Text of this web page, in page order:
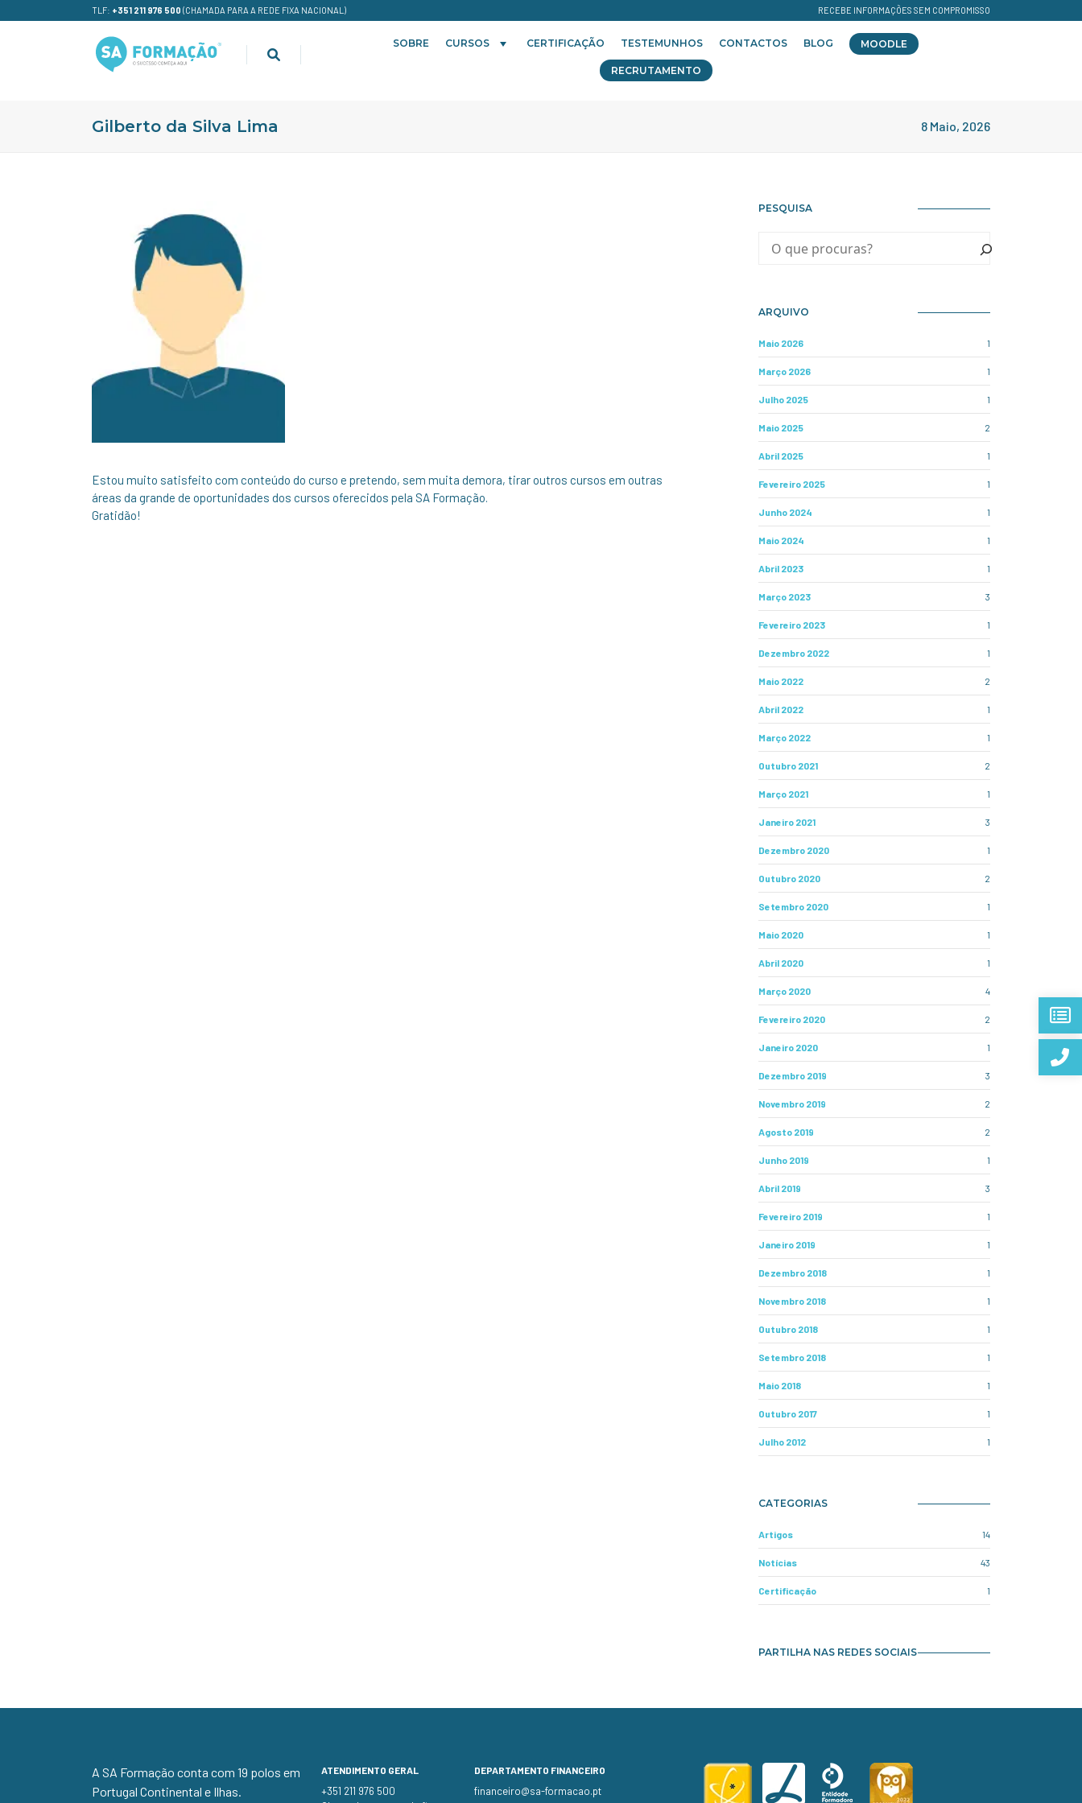
TLF: +351 211 976 500 (CHAMADA PARA A REDE FIXA NACIONAL) RECEBE INFORMAÇÕES SEM COMPROMISSO
SOBRE CURSOS CERTIFICAÇÃO TESTEMUNHOS CONTACTOS BLOG MOODLE
RECRUTAMENTO
Gilberto da Silva Lima 8 Maio, 2026
Estou muito satisfeito com conteúdo do curso e pretendo, sem muita demora, tirar outros cursos em outras
áreas da grande de oportunidades dos cursos oferecidos pela SA Formação.
Gratidão!
PESQUISA
ARQUIVO
Maio 2026 1
Março 2026 1
Julho 2025 1
Maio 2025 2
Abril 2025 1
Fevereiro 2025 1
Junho 2024 1
Maio 2024 1
Abril 2023 1
Março 2023 3
Fevereiro 2023 1
Dezembro 2022 1
Maio 2022 2
Abril 2022 1
Março 2022 1
Outubro 2021 2
Março 2021 1
Janeiro 2021 3
Dezembro 2020 1
Outubro 2020 2
Setembro 2020 1
Maio 2020 1
Abril 2020 1
Março 2020 4
Fevereiro 2020 2
Janeiro 2020 1
Dezembro 2019 3
Novembro 2019 2
Agosto 2019 2
Junho 2019 1
Abril 2019 3
Fevereiro 2019 1
Janeiro 2019 1
Dezembro 2018 1
Novembro 2018 1
Outubro 2018 1
Setembro 2018 1
Maio 2018 1
Outubro 2017 1
Julho 2012 1
CATEGORIAS
Artigos 14
Notícias 43
Certificação 1
PARTILHA NAS REDES SOCIAIS
A SA Formação conta com 19 polos em
Portugal Continental e Ilhas.
ATENDIMENTO GERAL
+351 211 976 500
DEPARTAMENTO FINANCEIRO
financeiro@sa-formacao.pt